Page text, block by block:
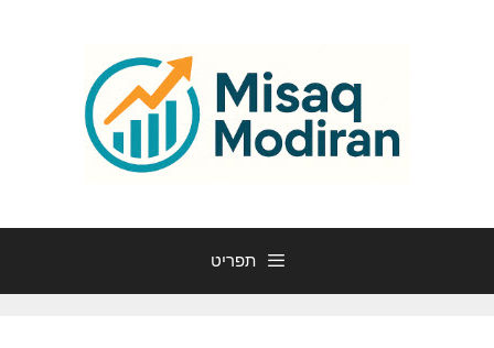
תפריט